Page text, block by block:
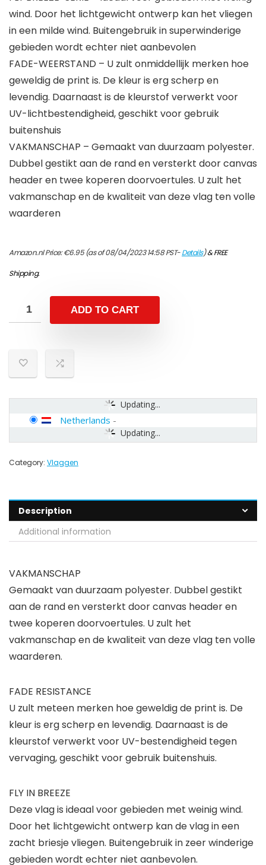
wind. Door het lichtgewicht ontwerp kan het vliegen
in een milde wind. Buitengebruik in superwinderige
gebieden wordt echter niet aanbevolen
FADE-WEERSTAND – U zult onmiddellijk merken hoe
geweldig de print is. De kleur is erg scherp en
levendig. Daarnaast is de kleurstof verwerkt voor
UV-lichtbestendigheid, geschikt voor gebruik
buitenshuis
VAKMANSCHAP – Gemaakt van duurzaam polyester.
Dubbel gestikt aan de rand en versterkt door canvas
header en twee koperen doorvoertules. U zult het
vakmanschap en de kwaliteit van deze vlag ten volle
waarderen
Amazon.nl Price:€6.95(as of 08/04/2023 14:58 PST-Details)&FREE
Shipping.
ADD TO CART
Updating...
Updating...
Netherlands -
Category: Vlaggen
Description
Additional information
VAKMANSCHAP
Gemaakt van duurzaam polyester. Dubbel gestikt
aan de rand en versterkt door canvas header en
twee koperen doorvoertules. U zult het
vakmanschap en de kwaliteit van deze vlag ten volle
waarderen.
FADE RESISTANCE
U zult meteen merken hoe geweldig de print is. De
kleur is erg scherp en levendig. Daarnaast is de
kleurstof verwerkt voor UV-bestendigheid tegen
vervaging, geschikt voor gebruik buitenshuis.
FLY IN BREEZE
Deze vlag is ideaal voor gebieden met weinig wind.
Door het lichtgewicht ontwerp kan de vlag in een
zacht briesje vliegen. Buitengebruik in zeer winderige
gebieden wordt echter niet aanbevolen.